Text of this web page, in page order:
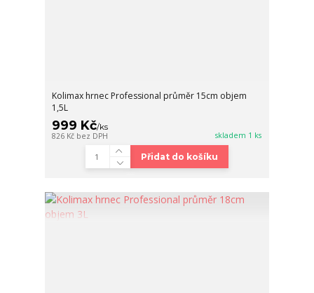
Kolimax hrnec Professional průměr 15cm objem
1,5L
999 Kč/ks
826 Kč bez DPH skladem 1 ks
Přidat do košíku